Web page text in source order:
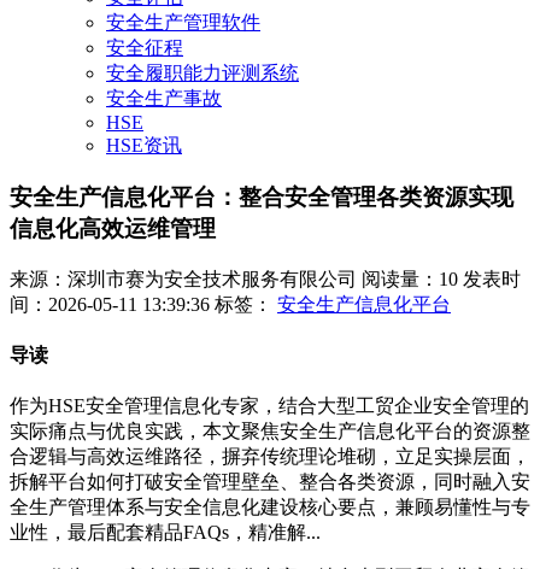
安全生产管理软件
安全征程
安全履职能力评测系统
安全生产事故
HSE
HSE资讯
安全生产信息化平台：整合安全管理各类资源实现
信息化高效运维管理
来源：深圳市赛为安全技术服务有限公司 阅读量：10 发表时
间：2026-05-11 13:39:36 标签： 安全生产信息化平台
导读
作为HSE安全管理信息化专家，结合大型工贸企业安全管理的
实际痛点与优良实践，本文聚焦安全生产信息化平台的资源整
合逻辑与高效运维路径，摒弃传统理论堆砌，立足实操层面，
拆解平台如何打破安全管理壁垒、整合各类资源，同时融入安
全生产管理体系与安全信息化建设核心要点，兼顾易懂性与专
业性，最后配套精品FAQs，精准解...